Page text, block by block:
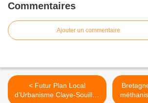
Commentaires
Ajouter un commentaire
< Futur Plan Local
d’Urbanisme Claye-Souilly :